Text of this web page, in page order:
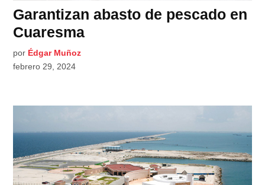
Garantizan abasto de pescado en
Cuaresma
por Édgar Muñoz
febrero 29, 2024